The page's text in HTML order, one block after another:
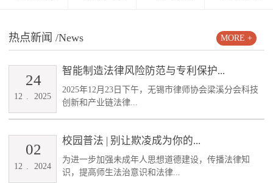
热点新闻 /News
智能制造法律风险防范与专利保护...
2025年12月23日下午，无锡市律师协会梁溪分会科技
创新和产业链法律...
12 . 2025
24
校园普法 | 别让欺凌成为你的...
为进一步加强未成年人思想道德建设，传播法律知
识，提高师生法治意识和法律...
12 2024
02
MORE +